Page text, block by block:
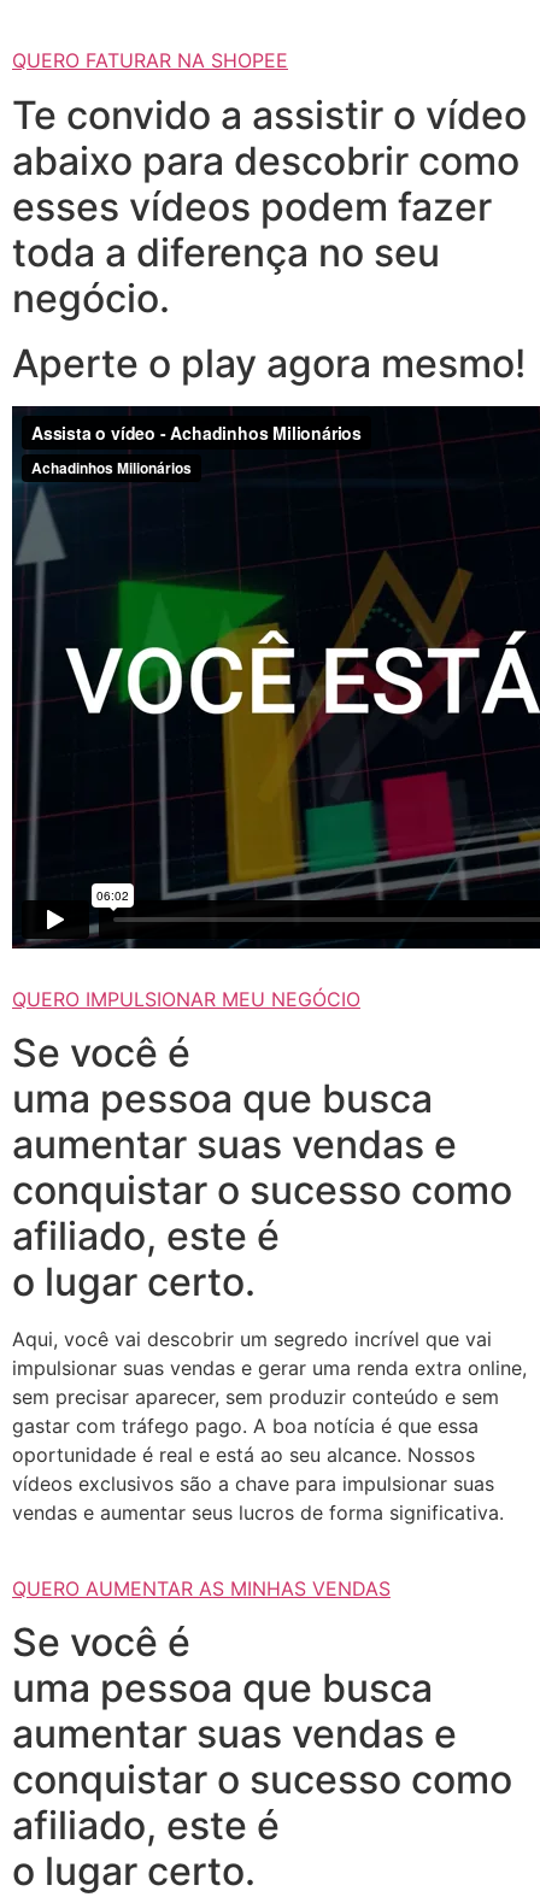
QUERO FATURAR NA SHOPEE
Te convido a assistir o vídeo
abaixo para descobrir como
esses vídeos podem fazer
toda a diferença no seu
negócio.
Aperte o play agora mesmo!
QUERO IMPULSIONAR MEU NEGÓCIO
Se você é
uma pessoa que busca
aumentar suas vendas e
conquistar o sucesso como
afiliado, este é
o lugar certo.
Aqui, você vai descobrir um segredo incrível que vai
impulsionar suas vendas e gerar uma renda extra online,
sem precisar aparecer, sem produzir conteúdo e sem
gastar com tráfego pago. A boa notícia é que essa
oportunidade é real e está ao seu alcance. Nossos
vídeos exclusivos são a chave para impulsionar suas
vendas e aumentar seus lucros de forma significativa.
QUERO AUMENTAR AS MINHAS VENDAS
Se você é
uma pessoa que busca
aumentar suas vendas e
conquistar o sucesso como
afiliado, este é
o lugar certo.